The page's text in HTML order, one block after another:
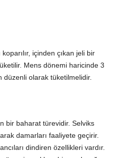
içinden çıkan jeli bir
Mens dönemi haricinde 3
düzenli olarak tüketilmelidir.
bir baharat türevidir. Selviks
damarları faaliyete geçirir.
dindiren özellikleri vardır.